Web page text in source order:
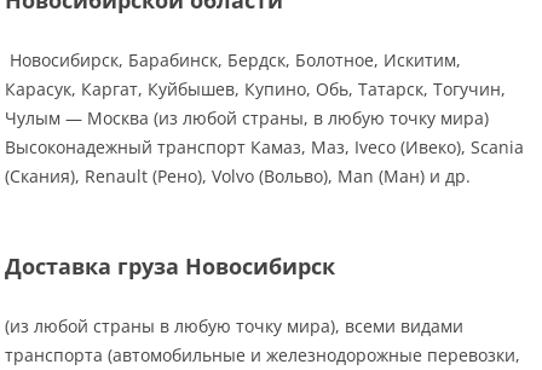
Новосибирск, Барабинск, Бердск, Болотное, Искитим,
Карасук, Каргат, Куйбышев, Купино, Обь, Татарск, Тогучин,
Чулым — Москва (из любой страны, в любую точку мира)
Высоконадежный транспорт Камаз, Маз, Iveco (Ивеко), Scania
(Скания), Renault (Рено), Volvo (Вольво), Man (Ман) и др.
Доставка груза Новосибирск
(из любой страны в любую точку мира), всеми видами
транспорта (автомобильные и железнодорожные перевозки,